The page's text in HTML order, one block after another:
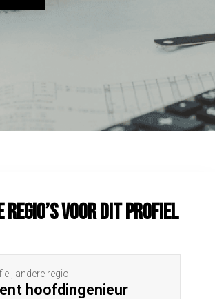
regio’s voor dit profiel
andere regio
hoofdingenieur